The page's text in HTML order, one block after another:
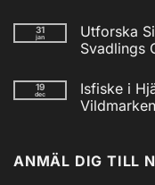
till
Nödradio
Vev
AM/FM
Powerbank
inkl
31
jan
Utforska
Svadlings
till
Utforska
Siljans
Svadlings
Guidade
19
dec
Isfiske i
Vildmarken
Isfiske
i
ANMÄL DIG TILL